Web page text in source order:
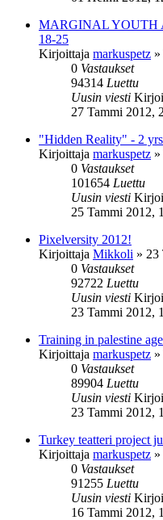
MARGINAL YOUTH
18-25
Kirjoittaja markuspetz »
0 Vastaukset
94314 Luettu
Uusin viesti
27 Tammi 2012,
"Hidden Reality" - 2
Kirjoittaja markuspetz »
0 Vastaukset
101654 Luettu
Uusin viesti
25 Tammi 2012,
Pixelversity 2012!
Kirjoittaja Mikkoli » 23
0 Vastaukset
92722 Luettu
Uusin viesti
23 Tammi 2012,
Training in palestine
Kirjoittaja markuspetz »
0 Vastaukset
89904 Luettu
Uusin viesti
23 Tammi 2012,
Turkey teatteri project
Kirjoittaja markuspetz »
0 Vastaukset
91255 Luettu
Uusin viesti
16 Tammi 2012,